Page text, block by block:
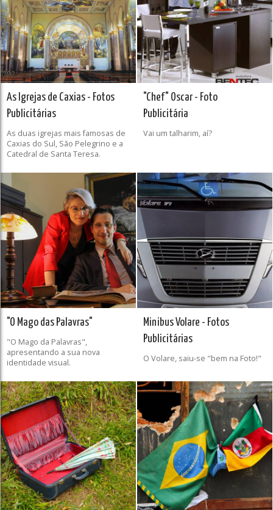
As Igrejas de Caxias - Fotos
Publicitárias
As duas igrejas mais famosas de
Caxias do Sul, São Pelegrino e a
Catedral de Santa Teresa.
"Chef" Oscar - Foto
Publicitária
Vai um talharim, aí?
"O Mago das Palavras"
"O Mago da Palavras",
apresentando a sua nova
identidade visual.
Minibus Volare - Fotos
Publicitárias
O Volare, saiu-se "bem na Foto!"